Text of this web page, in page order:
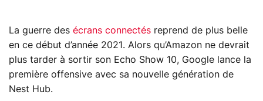
La guerre des écrans connectés reprend de plus belle
en ce début d’année 2021. Alors qu’Amazon ne devrait
plus tarder à sortir son Echo Show 10, Google lance la
première offensive avec sa nouvelle génération de
Nest Hub.